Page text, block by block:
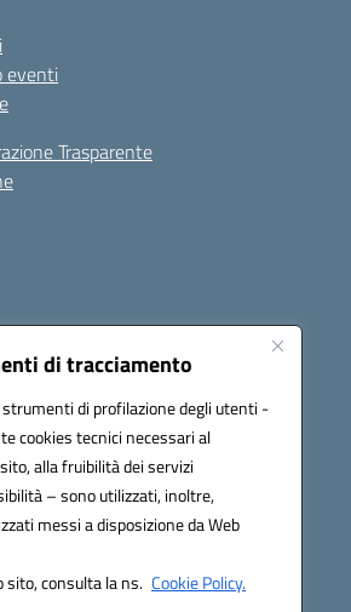
di tracciamento
di profilazione degli utenti -
cookies tecnici necessari al
alla fruibilità dei servizi
– sono utilizzati, inoltre,
messi a disposizione da Web
sito, consulta la ns. Cookie Policy.
eventi
Trasparente